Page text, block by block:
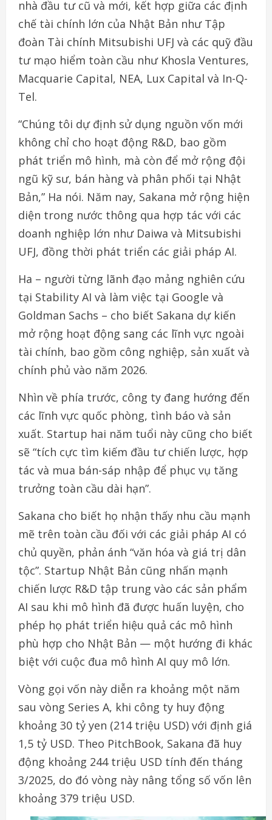
nhà đầu tư cũ và mới, kết hợp giữa các định
chế tài chính lớn của Nhật Bản như Tập
đoàn Tài chính Mitsubishi UFJ và các quỹ đầu
tư mạo hiểm toàn cầu như Khosla Ventures,
Macquarie Capital, NEA, Lux Capital và In-Q-
Tel.
“Chúng tôi dự định sử dụng nguồn vốn mới
không chỉ cho hoạt động R&D, bao gồm
phát triển mô hình, mà còn để mở rộng đội
ngũ kỹ sư, bán hàng và phân phối tại Nhật
Bản,” Ha nói. Năm nay, Sakana mở rộng hiện
diện trong nước thông qua hợp tác với các
doanh nghiệp lớn như Daiwa và Mitsubishi
UFJ, đồng thời phát triển các giải pháp AI.
Ha – người từng lãnh đạo mảng nghiên cứu
tại Stability AI và làm việc tại Google và
Goldman Sachs – cho biết Sakana dự kiến
mở rộng hoạt động sang các lĩnh vực ngoài
tài chính, bao gồm công nghiệp, sản xuất và
chính phủ vào năm 2026.
Nhìn về phía trước, công ty đang hướng đến
các lĩnh vực quốc phòng, tình báo và sản
xuất. Startup hai năm tuổi này cũng cho biết
sẽ “tích cực tìm kiếm đầu tư chiến lược, hợp
tác và mua bán-sáp nhập để phục vụ tăng
trưởng toàn cầu dài hạn”.
Sakana cho biết họ nhận thấy nhu cầu mạnh
mẽ trên toàn cầu đối với các giải pháp AI có
chủ quyền, phản ánh “văn hóa và giá trị dân
tộc”. Startup Nhật Bản cũng nhấn mạnh
chiến lược R&D tập trung vào các sản phẩm
AI sau khi mô hình đã được huấn luyện, cho
phép họ phát triển hiệu quả các mô hình
phù hợp cho Nhật Bản — một hướng đi khác
biệt với cuộc đua mô hình AI quy mô lớn.
Vòng gọi vốn này diễn ra khoảng một năm
sau vòng Series A, khi công ty huy động
khoảng 30 tỷ yen (214 triệu USD) với định giá
1,5 tỷ USD. Theo PitchBook, Sakana đã huy
động khoảng 244 triệu USD tính đến tháng
3/2025, do đó vòng này nâng tổng số vốn lên
khoảng 379 triệu USD.